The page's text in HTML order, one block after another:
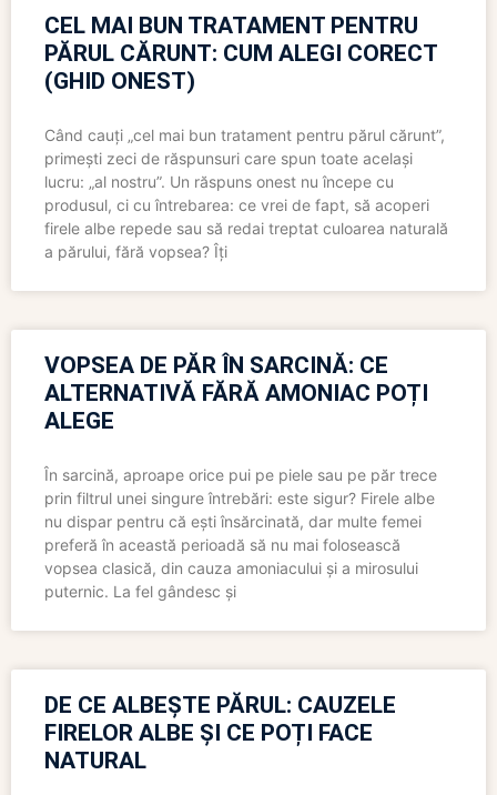
CEL MAI BUN TRATAMENT PENTRU
PĂRUL CĂRUNT: CUM ALEGI CORECT
(GHID ONEST)
Când cauți „cel mai bun tratament pentru părul cărunt”,
primești zeci de răspunsuri care spun toate același
lucru: „al nostru”. Un răspuns onest nu începe cu
produsul, ci cu întrebarea: ce vrei de fapt, să acoperi
firele albe repede sau să redai treptat culoarea naturală
a părului, fără vopsea? Îți
VOPSEA DE PĂR ÎN SARCINĂ: CE
ALTERNATIVĂ FĂRĂ AMONIAC POȚI
ALEGE
În sarcină, aproape orice pui pe piele sau pe păr trece
prin filtrul unei singure întrebări: este sigur? Firele albe
nu dispar pentru că ești însărcinată, dar multe femei
preferă în această perioadă să nu mai folosească
vopsea clasică, din cauza amoniacului și a mirosului
puternic. La fel gândesc și
DE CE ALBEȘTE PĂRUL: CAUZELE
FIRELOR ALBE ȘI CE POȚI FACE
NATURAL